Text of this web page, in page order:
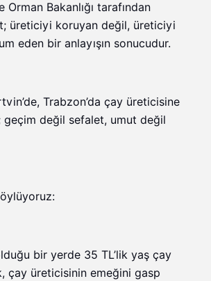
Orman Bakanlığı tarafından
üreticiyi koruyan değil, üreticiyi
eden bir anlayışın sonucudur.
Trabzon’da çay üreticisine
geçim değil sefalet, umut değil
bir yerde 35 TL’lik yaş çay
çay üreticisinin emeğini gasp